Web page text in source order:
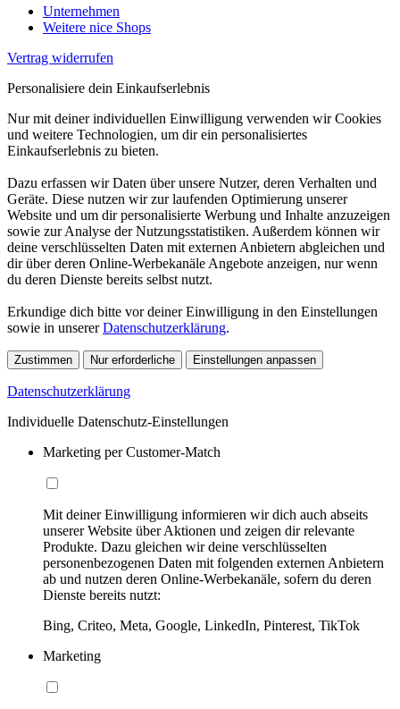
Unternehmen
Weitere nice Shops
Vertrag widerrufen
Personalisiere dein Einkaufserlebnis
Nur mit deiner individuellen Einwilligung verwenden wir Cookies
und weitere Technologien, um dir ein personalisiertes
Einkaufserlebnis zu bieten.
Dazu erfassen wir Daten über unsere Nutzer, deren Verhalten und
Geräte. Diese nutzen wir zur laufenden Optimierung unserer
Website und um dir personalisierte Werbung und Inhalte anzuzeigen
sowie zur Analyse der Nutzungsstatistiken. Außerdem können wir
deine verschlüsselten Daten mit externen Anbietern abgleichen und
dir über deren Online-Werbekanäle Angebote anzeigen, nur wenn
du deren Dienste bereits selbst nutzt.
Erkundige dich bitte vor deiner Einwilligung in den Einstellungen
sowie in unsererDatenschutzerklärung.
Zustimmen Nur erforderliche Einstellungen anpassen
Datenschutzerklärung
Individuelle Datenschutz-Einstellungen
Marketing per Customer-Match
Mit deiner Einwilligung informieren wir dich auch abseits
unserer Website über Aktionen und zeigen dir relevante
Produkte. Dazu gleichen wir deine verschlüsselten
personenbezogenen Daten mit folgenden externen Anbietern
ab und nutzen deren Online-Werbekanäle, sofern du deren
Dienste bereits nutzt:
Bing, Criteo, Meta, Google, LinkedIn, Pinterest, TikTok
Marketing